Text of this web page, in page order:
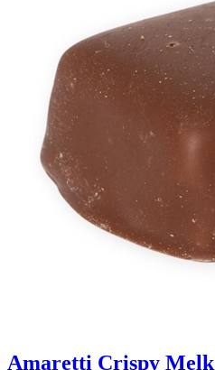
Amaretti Crispy Melk